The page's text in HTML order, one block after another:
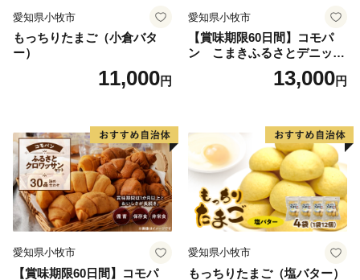
愛知県小牧市
もっちりたまご（小倉バタ
ー）
11,000円
愛知県小牧市
【賞味期限60日間】コモパ
ン こまきふるさとデニッシ
ュセット（20個入り）／災害
用備蓄 保存食 非常食 防災グ
13,000円
愛知県小牧市
【賞味期限60日間】コモパ
愛知県小牧市
もっちりたまご（塩バター）